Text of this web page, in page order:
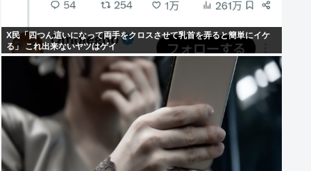
X民「四つん這いになって両手をクロスさせて乳首を弄ると簡単にイケ
る」 これ出来ないヤツはゲイ